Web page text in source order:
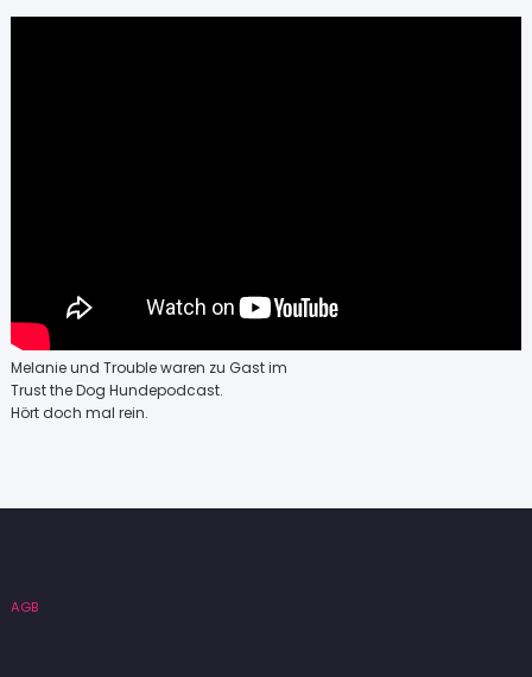
Melanie und Trouble waren zu Gast im
Trust the Dog Hundepodcast.
Hört doch mal rein.
AGB